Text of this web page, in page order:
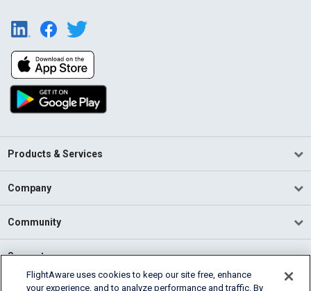
Products & Services
Company
Community
Support
FlightAware uses cookies to keep our site free, enhance
your experience, and to analyze performance and traffic. By